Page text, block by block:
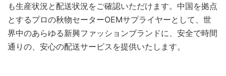
も生産状況と配送状況をご確認いただけます。中国を拠点
とするプロの秋物セーターOEMサプライヤーとして、世
界中のあらゆる新興ファッションブランドに、安全で時間
通りの、安心の配送サービスを提供いたします。